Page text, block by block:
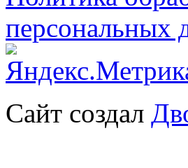
персональных
Сайт создал